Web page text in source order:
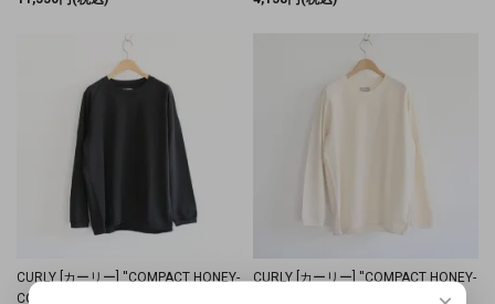
CURLY [カーリー] ''COMPACT HONEY-
COMB PULL-OVER CHARCOAL''
CURLY [カーリー] ''COMPACT HONEY-
COMB PULL-OVER IVORY'' (MEN'S)